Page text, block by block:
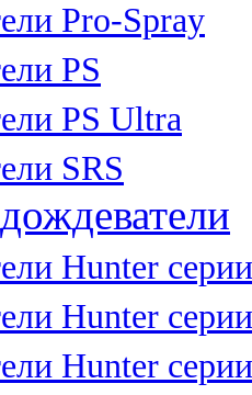
Pro-Spray
PS
PS Ultra
SRS
Hunter
Hunter
Hunter